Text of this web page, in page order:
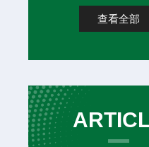
查看全部